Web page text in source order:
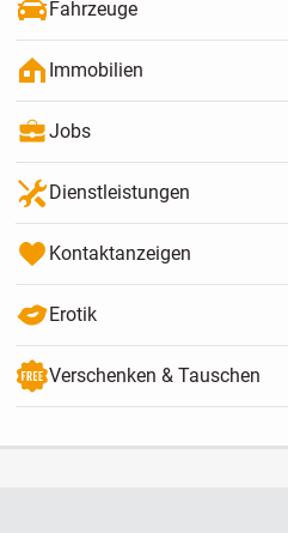
Fahrzeuge
Immobilien
Jobs
Dienstleistungen
Kontaktanzeigen
Erotik
Verschenken & Tauschen